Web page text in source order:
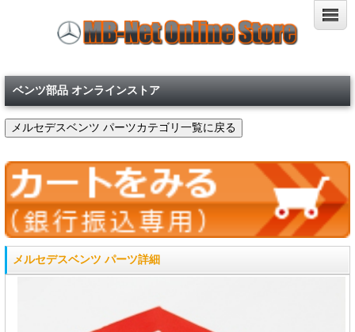
ベンツ部品 オンラインストア
メルセデスベンツ パーツ詳細